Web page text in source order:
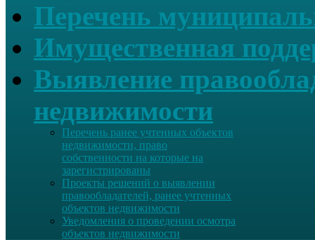
Перечень
Имущественная
Выявление
недвижимости
Перечень ранее учтенных объектов
недвижимости, право
собственности на которые на
зарегистрированы
Проекты решений о выявлении
правообладателей, ранее учтенных
объектов недвижимости
Уведомления о проведении осмотра
объектов недвижимости